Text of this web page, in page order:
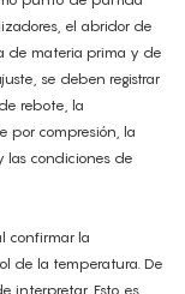
el abridor de
de materia prima y de
se deben registrar
rebote, la
por compresión, la
las condiciones de
confirmar la
de la temperatura. De
interpretar. Esto es